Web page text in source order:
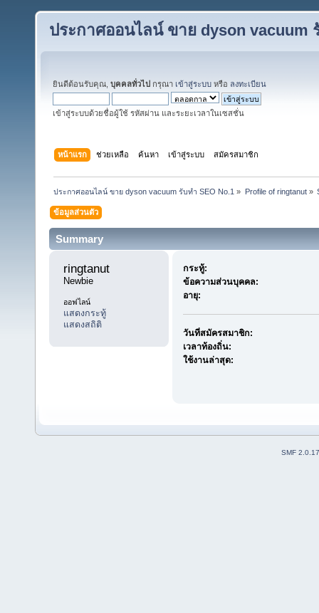
ประกาศออนไลน์ ขาย dyson vacuum
ยินดีต้อนรับคุณ, บุคคลทั่วไป กรุณา เข้าสู่ระบบ หรือ ลงทะเบียน
เข้าสู่ระบบด้วยชื่อผู้ใช้ รหัสผ่าน และระยะเวลาในเซสชั่น
หน้าแรก ช่วยเหลือ ค้นหา เข้าสู่ระบบ สมัครสมาชิก
ประกาศออนไลน์ ขาย dyson vacuum รับทำ SEO No.1 » Profile of ringtanut»
ข้อมูลส่วนตัว
Summary
ringtanut
Newbie
ออฟไลน์
แสดงกระทู้
แสดงสถิติ
กระทู้:
ข้อความส่วนบุคคล:
อายุ:
วันที่สมัครสมาชิก:
เวลาท้องถิ่น:
ใช้งานล่าสุด:
SMF 2.0.17